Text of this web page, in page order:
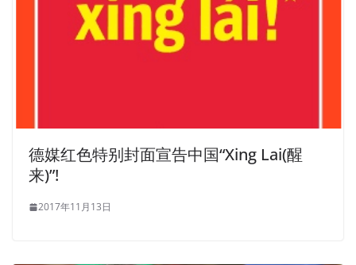
德媒红色特别封面宣告中国“Xing Lai(醒
来)”!
2017年11月13日